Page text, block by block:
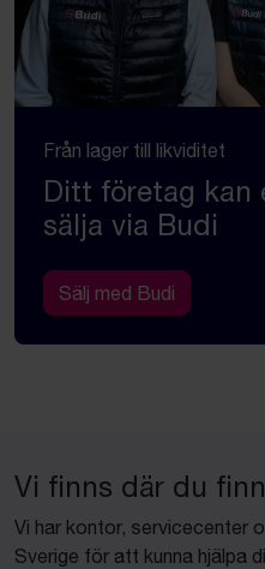
Från lager till likviditet
Ditt företag kan
sälja via Budi
Sälj med Budi
Vi finns där du
Vi har kontor, servicecenter
Sverige för att kunna hjälpa